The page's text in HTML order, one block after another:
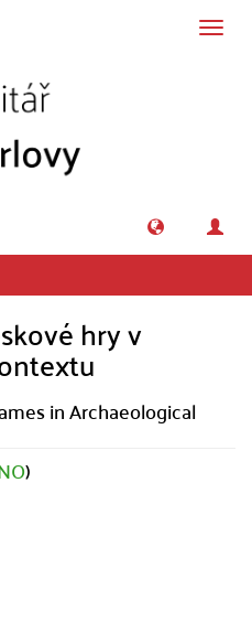
hry v
in Archaeological
)